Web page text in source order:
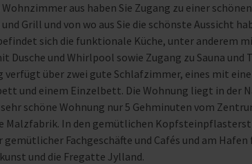
aus haben Sie Zugang zu einer
Grill und von wo aus Sie die schönste Aussicht
sich die funktionale Küche, unter anderem
Dusche und Whirlpool sowie Zugang zu Sauna
verfügt über zwei gute Schlafzimmer, eines mit
und einem Einzelbett. Die Wohnung liegt in der
schöne Wohnung nur 5 Gehminuten vom
Malzfabrik. In den gemütlichen
Fachgeschäfte und Cafés und am
und die Fregatte Jylland.